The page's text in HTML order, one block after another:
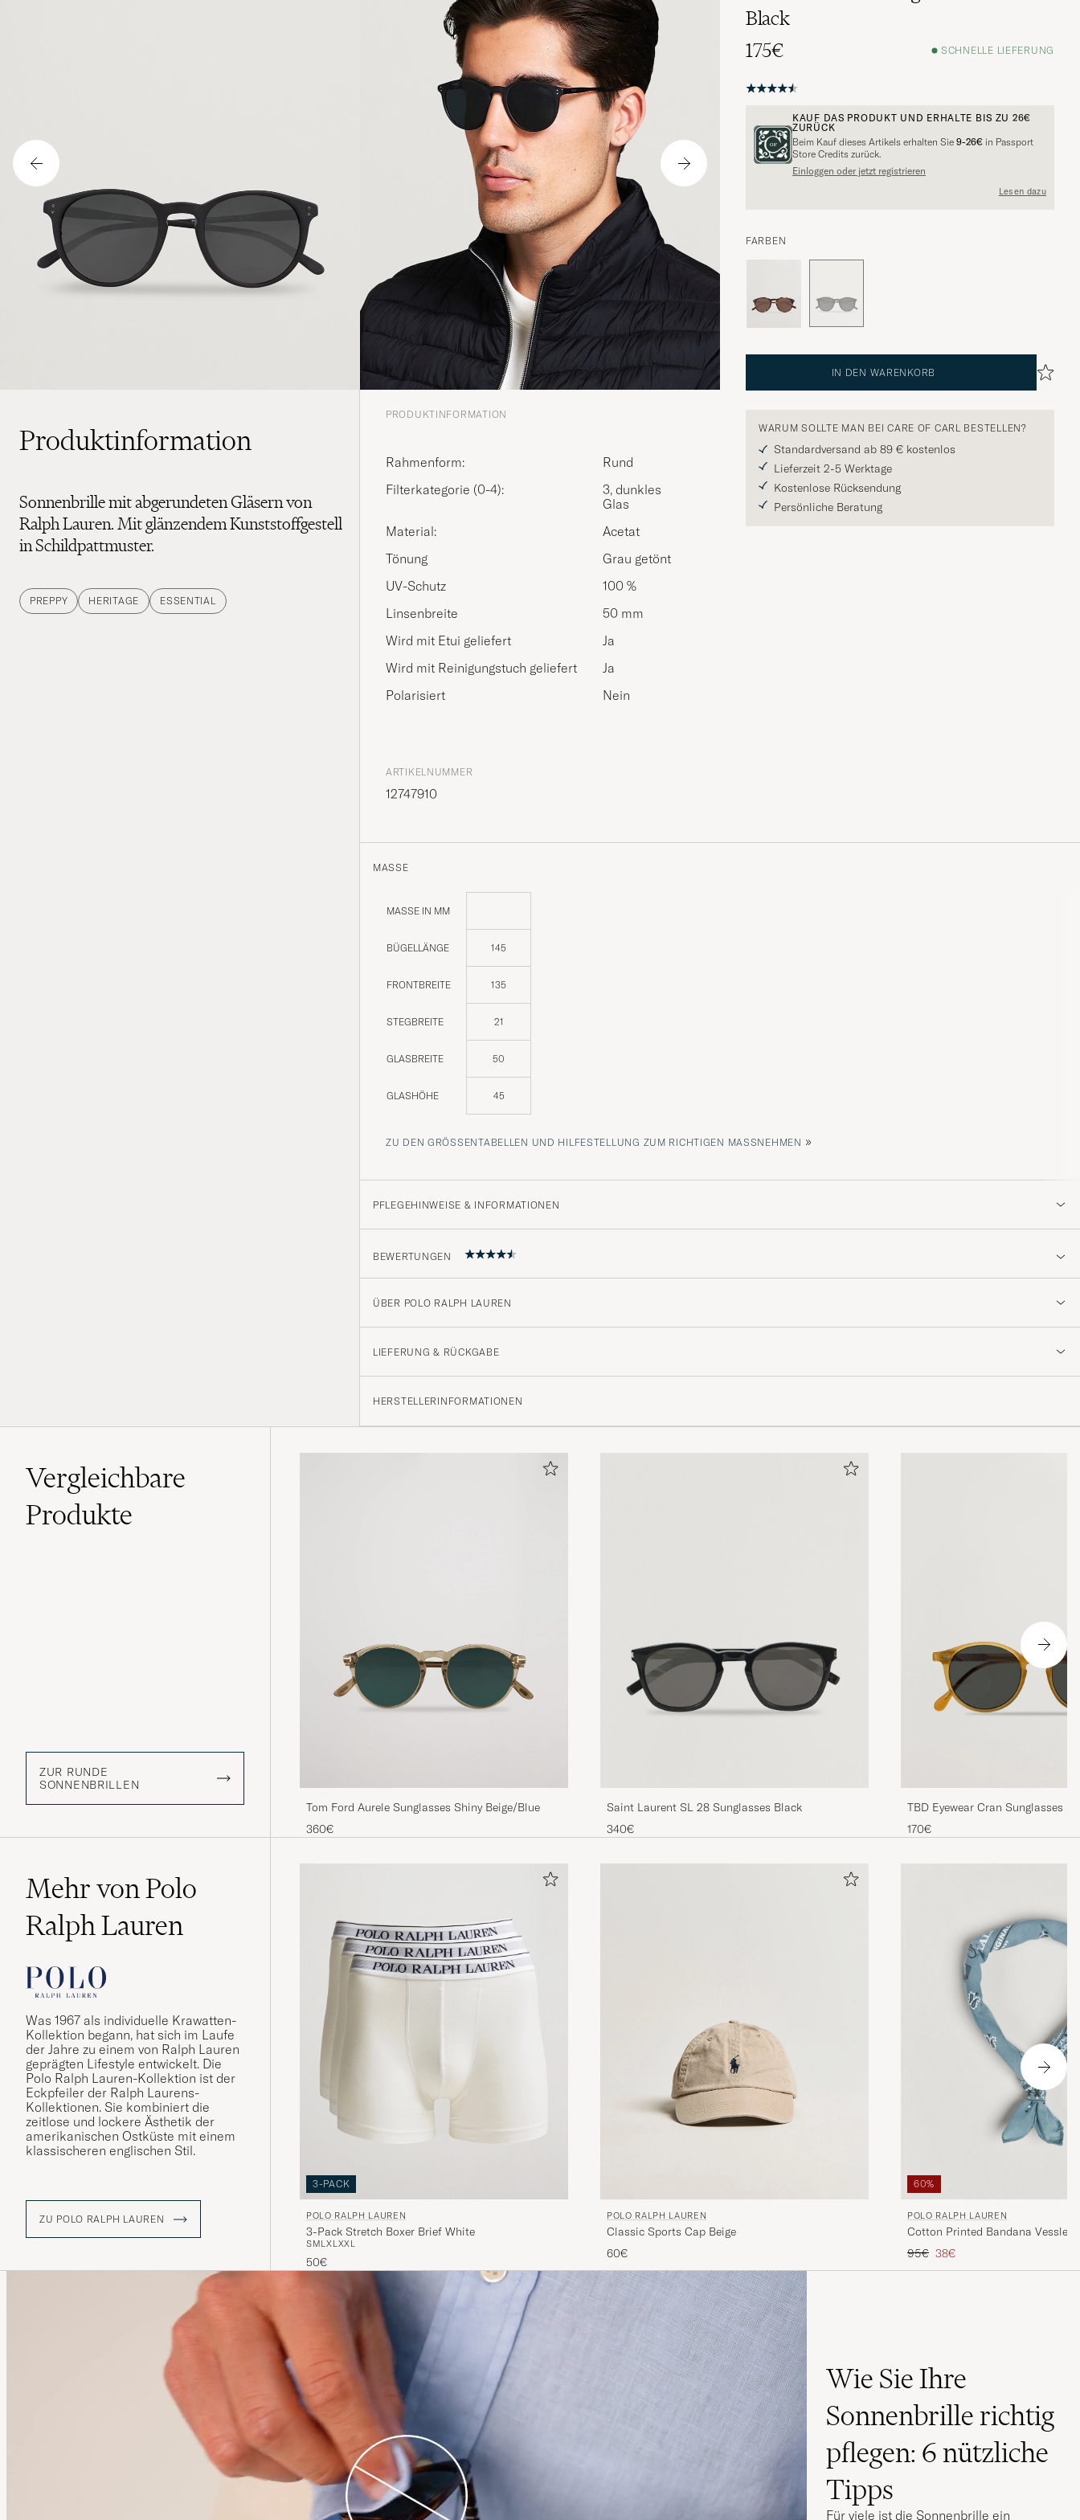
Black
175€
SCHNELLE LIEFERUNG
KAUF DAS PRODUKT UND ERHALTE BIS ZU 26€
ZURÜCK
Beim Kauf dieses Artikels erhalten Sie 9-26€ in Passport
Store Credits zurück.
Einloggen oder jetzt registrieren
Lesen dazu
FARBEN
IN DEN WARENKORB
WARUM SOLLTE MAN BEI CARE OF CARL BESTELLEN?
Standardversand ab 89 € kostenlos
Lieferzeit 2-5 Werktage
Kostenlose Rücksendung
Persönliche Beratung
Produktinformation
Sonnenbrille mit abgerundeten Gläsern von
Ralph Lauren. Mit glänzendem Kunststoffgestell
in Schildpattmuster.
PREPPY HERITAGE ESSENTIAL
PRODUKTINFORMATION
Rahmenform:
Rund
Filterkategorie (0-4):
3, dunkles
Glas
Material:
Acetat
Tönung
Grau getönt
UV-Schutz
100 %
Linsenbreite
50 mm
Wird mit Etui geliefert
Ja
Wird mit Reinigungstuch geliefert
Ja
Polarisiert
Nein
ARTIKELNUMMER
12747910
MASSE
MASSE IN MM
BÜGELLÄNGE 145
FRONTBREITE 135
STEGBREITE 21
GLASBREITE 50
GLASHÖHE 45
ZU DEN GRÖSSENTABELLEN UND HILFESTELLUNG ZUM RICHTIGEN MASSNEHMEN »
PFLEGEHINWEISE & INFORMATIONEN
BEWERTUNGEN
4.3
ÜBER POLO RALPH LAUREN
LIEFERUNG & RÜCKGABE
HERSTELLERINFORMATIONEN
Vergleichbare
Produkte
ZUR RUNDE
SONNENBRILLEN
Tom Ford Aurele Sunglasses Shiny Beige/Blue
360€
Saint Laurent SL 28 Sunglasses Black
340€
170€
Mehr von Polo
Ralph Lauren
Was 1967 als individuelle Krawatten-
Kollektion begann, hat sich im Laufe
der Jahre zu einem von Ralph Lauren
geprägten Lifestyle entwickelt. Die
Polo Ralph Lauren-Kollektion ist der
Eckpfeiler der Ralph Laurens-
Kollektionen. Sie kombiniert die
zeitlose und lockere Ästhetik der
amerikanischen Ostküste mit einem
klassischeren englischen Stil.
ZU POLO RALPH LAUREN
3-PACK
POLO RALPH LAUREN
3-Pack Stretch Boxer Brief White
SMLXL XXL
50€
POLO RALPH LAUREN
Classic Sports Cap Beige
60€
60%
POLO RALPH LAUREN
Cotton Printed Bandana Vessle
Regulärer Preis
95€ Reduzierter Preis
38€
Wie Sie Ihre
Sonnenbrille richtig
pflegen: 6 nützliche
Tipps
Für viele ist die Sonnenbrille ein